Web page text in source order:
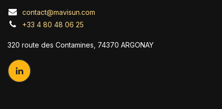
contact@mavisun.com
+33 4 80 48 06 25
320 route des Contamines, 74370 ARGONAY